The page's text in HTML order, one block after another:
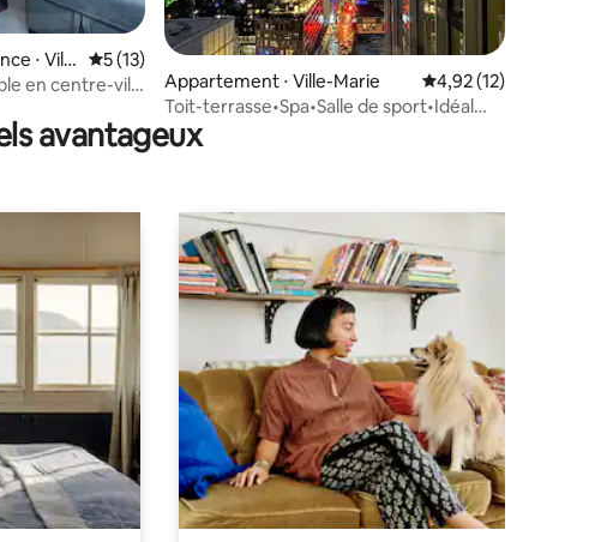
16 commentaires : 5 sur 5
⋅ Ville Évaluation moyenne sur la base de 13 commentaires : 5 sur 5
5 (13)
en centre-ville
Appartement ⋅ Ville-Marie Évaluation moyenne
4,92 (12)
Toit-terrasse•Spa•Salle de sport•Idéal
pour les femmes voyageant seules/les
couples
avantageux